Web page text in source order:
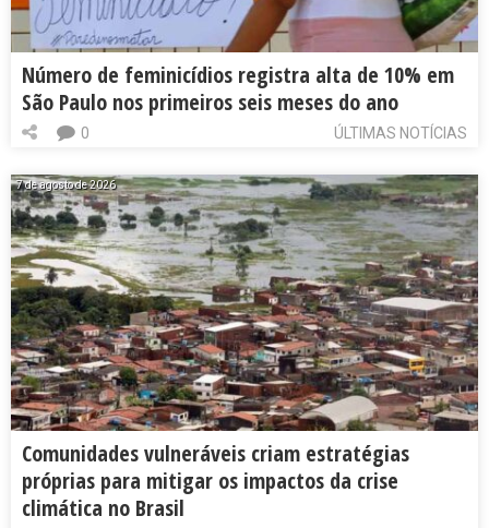
Número de feminicídios registra alta de 10% em
São Paulo nos primeiros seis meses do ano
ÚLTIMAS NOTÍCIAS
0
7 de agosto de 2026
Comunidades vulneráveis criam estratégias
próprias para mitigar os impactos da crise
climática no Brasil